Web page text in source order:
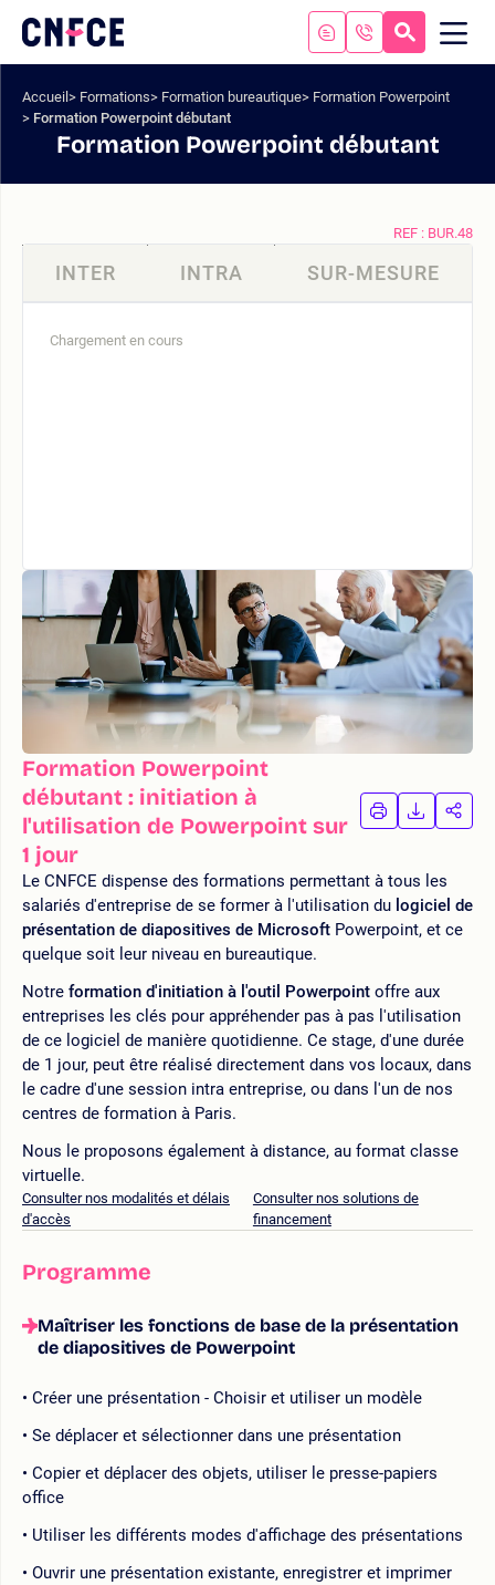
contenu
à
Logo
site
Accueil Formations Formation bureautique
Formation Powerpoint
Formation Powerpoint débutant
Formation Powerpoint débutant
Formation Powerpoint
débutant : initiation à
l'utilisation de Powerpoint sur
1 jour
IMPRIMER
LA
LA
Le CNFCE dispense des formations permettant à tous les
salariés d'entreprise de se former à l'utilisation du logiciel de
présentation de diapositives de Microsoft Powerpoint, et ce
quelque soit leur niveau en bureautique.
Notre formation d'initiation à l'outil Powerpoint offre aux
entreprises les clés pour appréhender pas à pas l'utilisation
de ce logiciel de manière quotidienne. Ce stage, d'une durée
de 1 jour, peut être réalisé directement dans vos locaux, dans
le cadre d'une session intra entreprise, ou dans l'un de nos
centres de formation à Paris.
Nous le proposons également à distance, au format classe
virtuelle.
Consulter nos modalités et délais
d'accès
Consulter nos solutions de
financement
Programme
Maîtriser les fonctions de base de la présentation
de diapositives de Powerpoint
Créer une présentation - Choisir et utiliser un modèle
Se déplacer et sélectionner dans une présentation
Copier et déplacer des objets, utiliser le presse-papiers
office
Utiliser les différents modes d'affichage des présentations
Ouvrir une présentation existante, enregistrer et imprimer
REF : BUR.48
INTER INTRA SUR-MESURE